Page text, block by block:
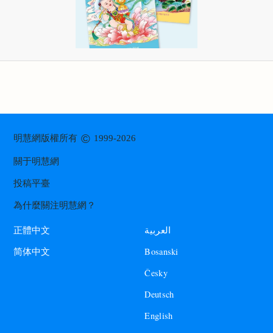
明慧網版權所有© 1999-2026
關于明慧網
投稿平臺
為什麼關注明慧網？
正體中文
简体中文
العربية
Bosanski
Česky
Deutsch
English